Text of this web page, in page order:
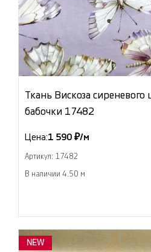
Ткань Вискоза сиреневого
бабочки 17482
Цена:1 590 ₽/м
Артикул: 17482
В наличии 4.50 м
NEW